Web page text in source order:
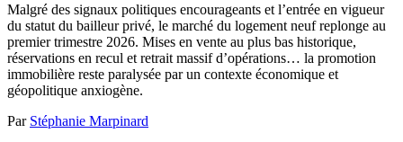
Malgré des signaux politiques encourageants et l’entrée en vigueur
du statut du bailleur privé, le marché du logement neuf replonge au
premier trimestre 2026. Mises en vente au plus bas historique,
réservations en recul et retrait massif d’opérations… la promotion
immobilière reste paralysée par un contexte économique et
géopolitique anxiogène.
Par Stéphanie Marpinard